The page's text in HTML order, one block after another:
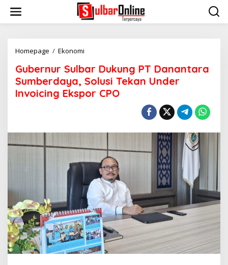
i
Homepage / Ekonomi
b
e
r
n
u
b
a
u
k
u
n
g
P
T
D
Gubernur Sulbar Dukung PT Danantara
Sumberdaya, Solusi Tekan Under
Invoicing Ekspor CPO